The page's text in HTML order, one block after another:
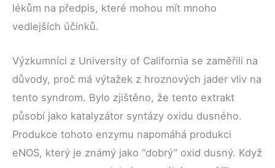
lékům na předpis, které mohou mít mnoho
vedlejších účinků.
Výzkumníci z University of California se zaměřili na
důvody, proč má výtažek z hroznových jader vliv na
tento syndrom. Bylo zjištěno, že tento extrakt
působí jako katalyzátor syntázy oxidu dusného.
Produkce tohoto enzymu napomáhá produkci
eNOS, který je známý jako “dobrý” oxid dusný. Když